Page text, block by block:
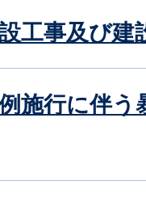
工事及び建
施行に伴う